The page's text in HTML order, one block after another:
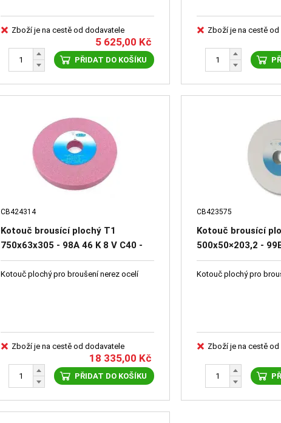
Zboží je na cestě od dodavatele
5 625,00 Kč
PŘIDAT DO KOŠÍKU
Zboží je na cestě
CB424314
Kotouč brousící plochý T1
750x63x305 - 98A 46 K 8 V C40 -
41661-5265
Kotouč plochý pro broušení nerez ocelí
Zboží je na cestě od dodavatele
18 335,00 Kč
PŘIDAT DO KOŠÍKU
CB423575
Kotouč brousící
500x50×203,2 -
- 41651-072600
Kotouč plochý pro
Zboží je na cestě